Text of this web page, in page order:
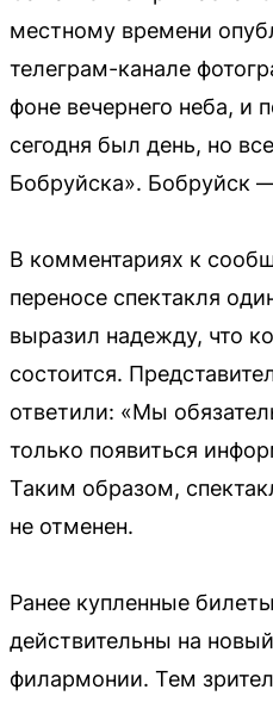
местному времени
телеграм-канале
фоне вечернего неба, и
сегодня был день, но
Бобруйска». Бобруйск
В комментариях к
переносе спектакля
выразил надежду, что
состоится.
ответили: «Мы
только появиться
Таким образом,
не отменен.
Ранее купленные
действительны на
филармонии. Тем